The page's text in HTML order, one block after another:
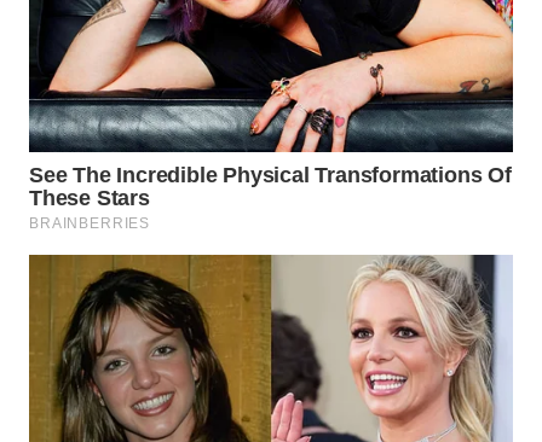
WN
BINTAN
WN
MANDALIKA
WN
LIKUPANG
WN
LABUANBAJO
WN
BORNEO